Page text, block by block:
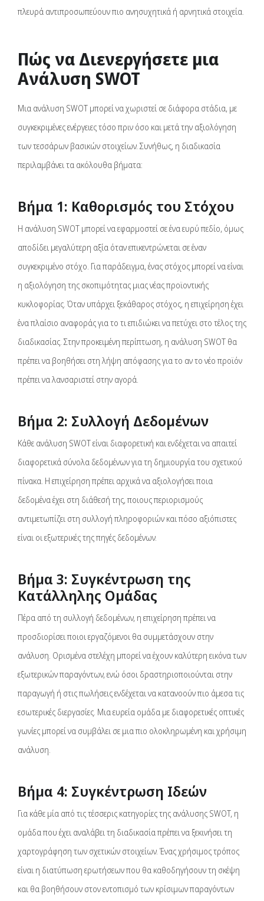
πλευρά αντιπροσωπεύουν πιο ανησυχητικά ή αρνητικά στοιχεία.
Πώς να Διενεργήσετε μια
Ανάλυση SWOT
Μια ανάλυση SWOT μπορεί να χωριστεί σε διάφορα στάδια, με
συγκεκριμένες ενέργειες τόσο πριν όσο και μετά την αξιολόγηση
των τεσσάρων βασικών στοιχείων. Συνήθως, η διαδικασία
περιλαμβάνει τα ακόλουθα βήματα:
Βήμα 1: Καθορισμός του Στόχου
Η ανάλυση SWOT μπορεί να εφαρμοστεί σε ένα ευρύ πεδίο, όμως
αποδίδει μεγαλύτερη αξία όταν επικεντρώνεται σε έναν
συγκεκριμένο στόχο. Για παράδειγμα, ένας στόχος μπορεί να είναι
η αξιολόγηση της σκοπιμότητας μιας νέας προϊοντικής
κυκλοφορίας. Όταν υπάρχει ξεκάθαρος στόχος, η επιχείρηση έχει
ένα πλαίσιο αναφοράς για το τι επιδιώκει να πετύχει στο τέλος της
διαδικασίας. Στην προκειμένη περίπτωση, η ανάλυση SWOT θα
πρέπει να βοηθήσει στη λήψη απόφασης για το αν το νέο προϊόν
πρέπει να λανσαριστεί στην αγορά.
Βήμα 2: Συλλογή Δεδομένων
Κάθε ανάλυση SWOT είναι διαφορετική και ενδέχεται να απαιτεί
διαφορετικά σύνολα δεδομένων για τη δημιουργία του σχετικού
πίνακα. Η επιχείρηση πρέπει αρχικά να αξιολογήσει ποια
δεδομένα έχει στη διάθεσή της, ποιους περιορισμούς
αντιμετωπίζει στη συλλογή πληροφοριών και πόσο αξιόπιστες
είναι οι εξωτερικές της πηγές δεδομένων.
Βήμα 3: Συγκέντρωση της
Κατάλληλης Ομάδας
Πέρα από τη συλλογή δεδομένων, η επιχείρηση πρέπει να
προσδιορίσει ποιοι εργαζόμενοι θα συμμετάσχουν στην
ανάλυση. Ορισμένα στελέχη μπορεί να έχουν καλύτερη εικόνα των
εξωτερικών παραγόντων, ενώ όσοι δραστηριοποιούνται στην
παραγωγή ή στις πωλήσεις ενδέχεται να κατανοούν πιο άμεσα τις
εσωτερικές διεργασίες. Μια ευρεία ομάδα με διαφορετικές οπτικές
γωνίες μπορεί να συμβάλει σε μια πιο ολοκληρωμένη και χρήσιμη
ανάλυση.
Βήμα 4: Συγκέντρωση Ιδεών
Για κάθε μία από τις τέσσερις κατηγορίες της ανάλυσης SWOT, η
ομάδα που έχει αναλάβει τη διαδικασία πρέπει να ξεκινήσει τη
χαρτογράφηση των σχετικών στοιχείων. Ένας χρήσιμος τρόπος
είναι η διατύπωση ερωτήσεων που θα καθοδηγήσουν τη σκέψη
και θα βοηθήσουν στον εντοπισμό των κρίσιμων παραγόντων